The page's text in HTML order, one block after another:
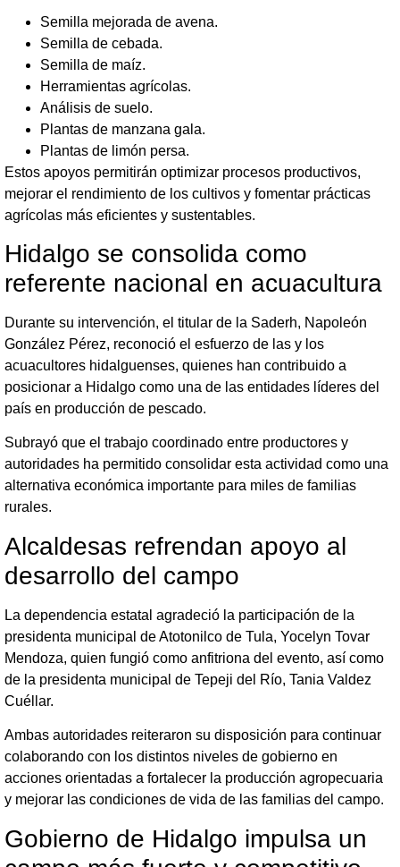
Semilla mejorada de avena.
Semilla de cebada.
Semilla de maíz.
Herramientas agrícolas.
Análisis de suelo.
Plantas de manzana gala.
Plantas de limón persa.
Estos apoyos permitirán optimizar procesos productivos,
mejorar el rendimiento de los cultivos y fomentar prácticas
agrícolas más eficientes y sustentables.
Hidalgo se consolida como
referente nacional en acuacultura
Durante su intervención, el titular de la Saderh, Napoleón
González Pérez, reconoció el esfuerzo de las y los
acuacultores hidalguenses, quienes han contribuido a
posicionar a Hidalgo como una de las entidades líderes del
país en producción de pescado.
Subrayó que el trabajo coordinado entre productores y
autoridades ha permitido consolidar esta actividad como una
alternativa económica importante para miles de familias
rurales.
Alcaldesas refrendan apoyo al
desarrollo del campo
La dependencia estatal agradeció la participación de la
presidenta municipal de Atotonilco de Tula, Yocelyn Tovar
Mendoza, quien fungió como anfitriona del evento, así como
de la presidenta municipal de Tepeji del Río, Tania Valdez
Cuéllar.
Ambas autoridades reiteraron su disposición para continuar
colaborando con los distintos niveles de gobierno en
acciones orientadas a fortalecer la producción agropecuaria
y mejorar las condiciones de vida de las familias del campo.
Gobierno de Hidalgo impulsa un